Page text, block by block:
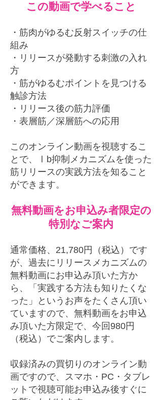
この動画で学べること
・筋肉がゆるむ反射スイッチの仕
組み
・リリースが発動する刺激の入れ
方
・筋がゆるむポイントを見つける
触診方法
・リリース後の筋力評価
・表層筋／深層筋への応用
このオンライン動画を視聴するこ
とで、Ⅰb抑制 メカニズムを使った
筋リリースの実践方法を知ること
ができます。
無料動画をお申込み者限定の
特別なご案内
通常価格、21,780円（税込）です
が、過去にリリースメカニズムの
無料動画にお申込み頂いた方か
ら、「実践する方法も知りたくな
った」というお声をたくさん頂い
ていますので、無料動画をお申込
み頂いた方限定で、 今回 980円
（税込）でご案内します。
収録済みの買切りのオンライン動
画ですので、スマホ・PC・タブレ
ットで視聴可能お申込み後すぐに